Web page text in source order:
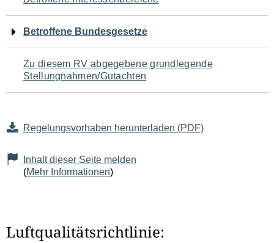
Seiteninhalt
Betroffene Bundesgesetze
Zu diesem RV abgegebene grundlegende
Stellungnahmen/Gutachten
Regelungsvorhaben herunterladen (PDF)
Inhalt dieser Seite melden
(Mehr Informationen)
Luftqualitätsrichtlinie: